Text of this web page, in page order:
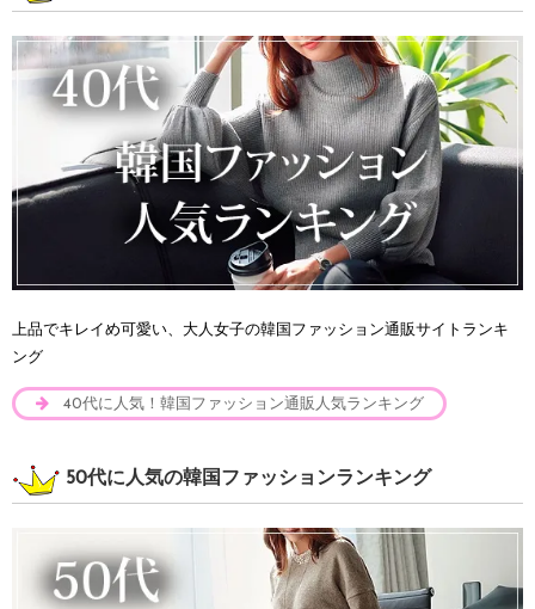
上品でキレイめ可愛い、大人女子の韓国ファッション通販サイトランキ
ング
40代に人気！韓国ファッション通販人気ランキング
50代に人気の韓国ファッションランキング